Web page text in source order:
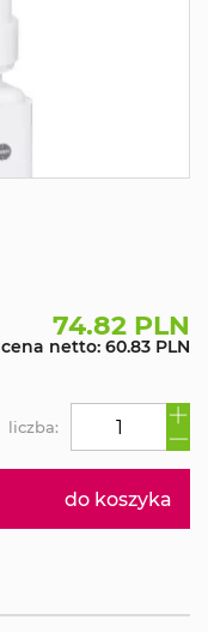
74.82 PLN
cena netto: 60.83 PLN
do koszyka
liczba: